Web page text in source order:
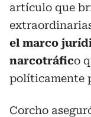
artículo que
el marco
narcotráfico
políticamente
Corcho